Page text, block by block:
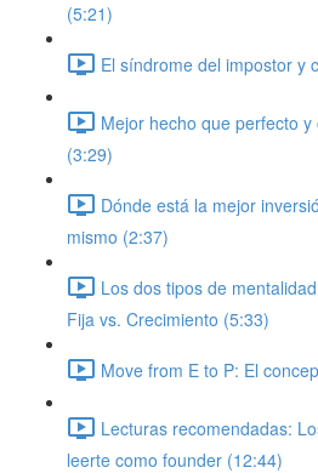
(5:21)
El síndrome del impostor y
Mejor hecho que perfecto
(3:29)
Dónde está la mejor
mismo (2:37)
Los dos tipos de
Fija vs. Crecimiento (5:33)
Move from E to P: El
Lecturas recomendadas:
leerte como founder (12:44)